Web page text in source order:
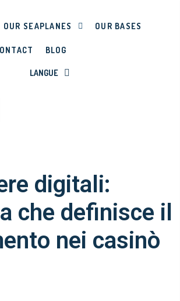
OUR SEAPLANES OUR BASES
BLOG
LANGUE
digitali:
che definisce il
nei casinò